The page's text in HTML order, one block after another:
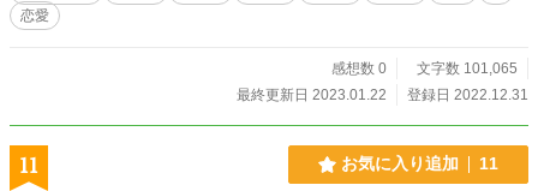
恋愛
感想数 0
文字数 101,065
最終更新日 2023.01.22
登録日 2022.12.31
11 お気に入り追加 11